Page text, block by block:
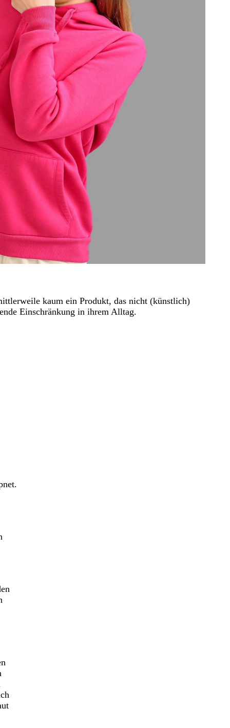
kaum ein Produkt, das nicht (künstlich)
Einschränkung in ihrem Alltag.